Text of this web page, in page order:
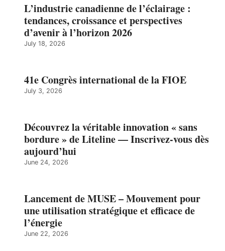
L’industrie canadienne de l’éclairage :
tendances, croissance et perspectives
d’avenir à l’horizon 2026
July 18, 2026
41e Congrès international de la FIOE
July 3, 2026
Découvrez la véritable innovation « sans
bordure » de Liteline — Inscrivez-vous dès
aujourd’hui
June 24, 2026
Lancement de MUSE – Mouvement pour
une utilisation stratégique et efficace de
l’énergie
June 22, 2026